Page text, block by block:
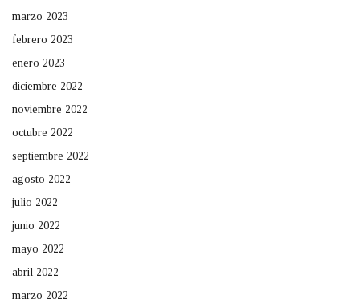
marzo 2023
febrero 2023
enero 2023
diciembre 2022
noviembre 2022
octubre 2022
septiembre 2022
agosto 2022
julio 2022
junio 2022
mayo 2022
abril 2022
marzo 2022